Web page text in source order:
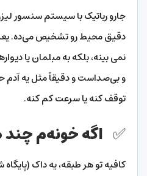
جارو رباتیک با سیستم سنسور
دقیق محیط رو تشخیص می‌ده.
نمی‌ بینه، بلکه به مبلمان یا
و بی‌صداست و دقیقاً مثل یه آدم
توقف کنه یا سرعت کم کنه.
✅ اگه خونه‌م
کافیه تو هر طبقه، یه داک